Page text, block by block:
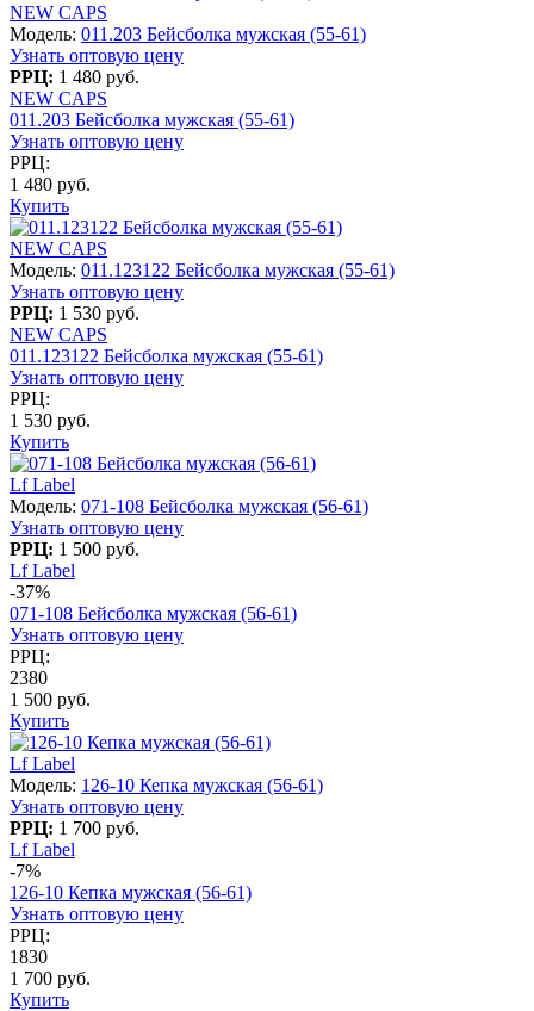
NEW CAPS
Модель: 011.203 Бейсболка мужская (55-61)
Узнать оптовую цену
РРЦ: 1 480 руб.
NEW CAPS
011.203 Бейсболка мужская (55-61)
Узнать оптовую цену
РРЦ:
1 480 руб.
Купить
NEW CAPS
Модель: 011.123122 Бейсболка мужская (55-61)
Узнать оптовую цену
РРЦ: 1 530 руб.
NEW CAPS
011.123122 Бейсболка мужская (55-61)
Узнать оптовую цену
РРЦ:
1 530 руб.
Купить
Lf Label
Модель: 071-108 Бейсболка мужская (56-61)
Узнать оптовую цену
РРЦ: 1 500 руб.
Lf Label
-37%
071-108 Бейсболка мужская (56-61)
Узнать оптовую цену
РРЦ:
2380
1 500 руб.
Купить
Lf Label
Модель: 126-10 Кепка мужская (56-61)
Узнать оптовую цену
РРЦ: 1 700 руб.
Lf Label
-7%
126-10 Кепка мужская (56-61)
Узнать оптовую цену
РРЦ:
1830
1 700 руб.
Купить